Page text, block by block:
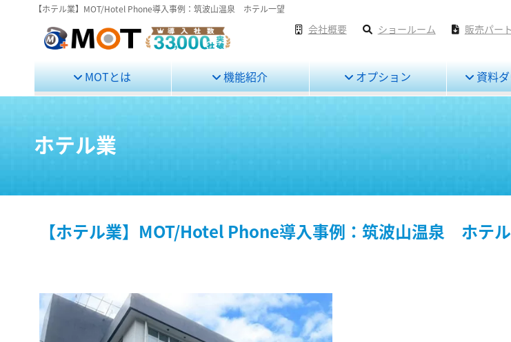
【ホテル業】MOT/Hotel Phone導入事例：筑波山温泉 ホテル一望
会社概要 ショールーム 販売パー
MOTとは 機能紹介 オプション 資料
ホテル業
【ホテル業】MOT/Hotel Phone導入事例：筑波山温泉 ホテ